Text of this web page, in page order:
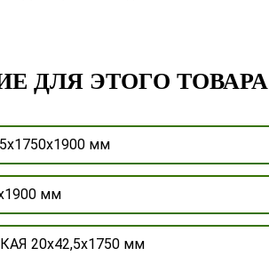
ДЛЯ ЭТОГО ТОВАРА
мм
мм
20х42,5х1750 мм